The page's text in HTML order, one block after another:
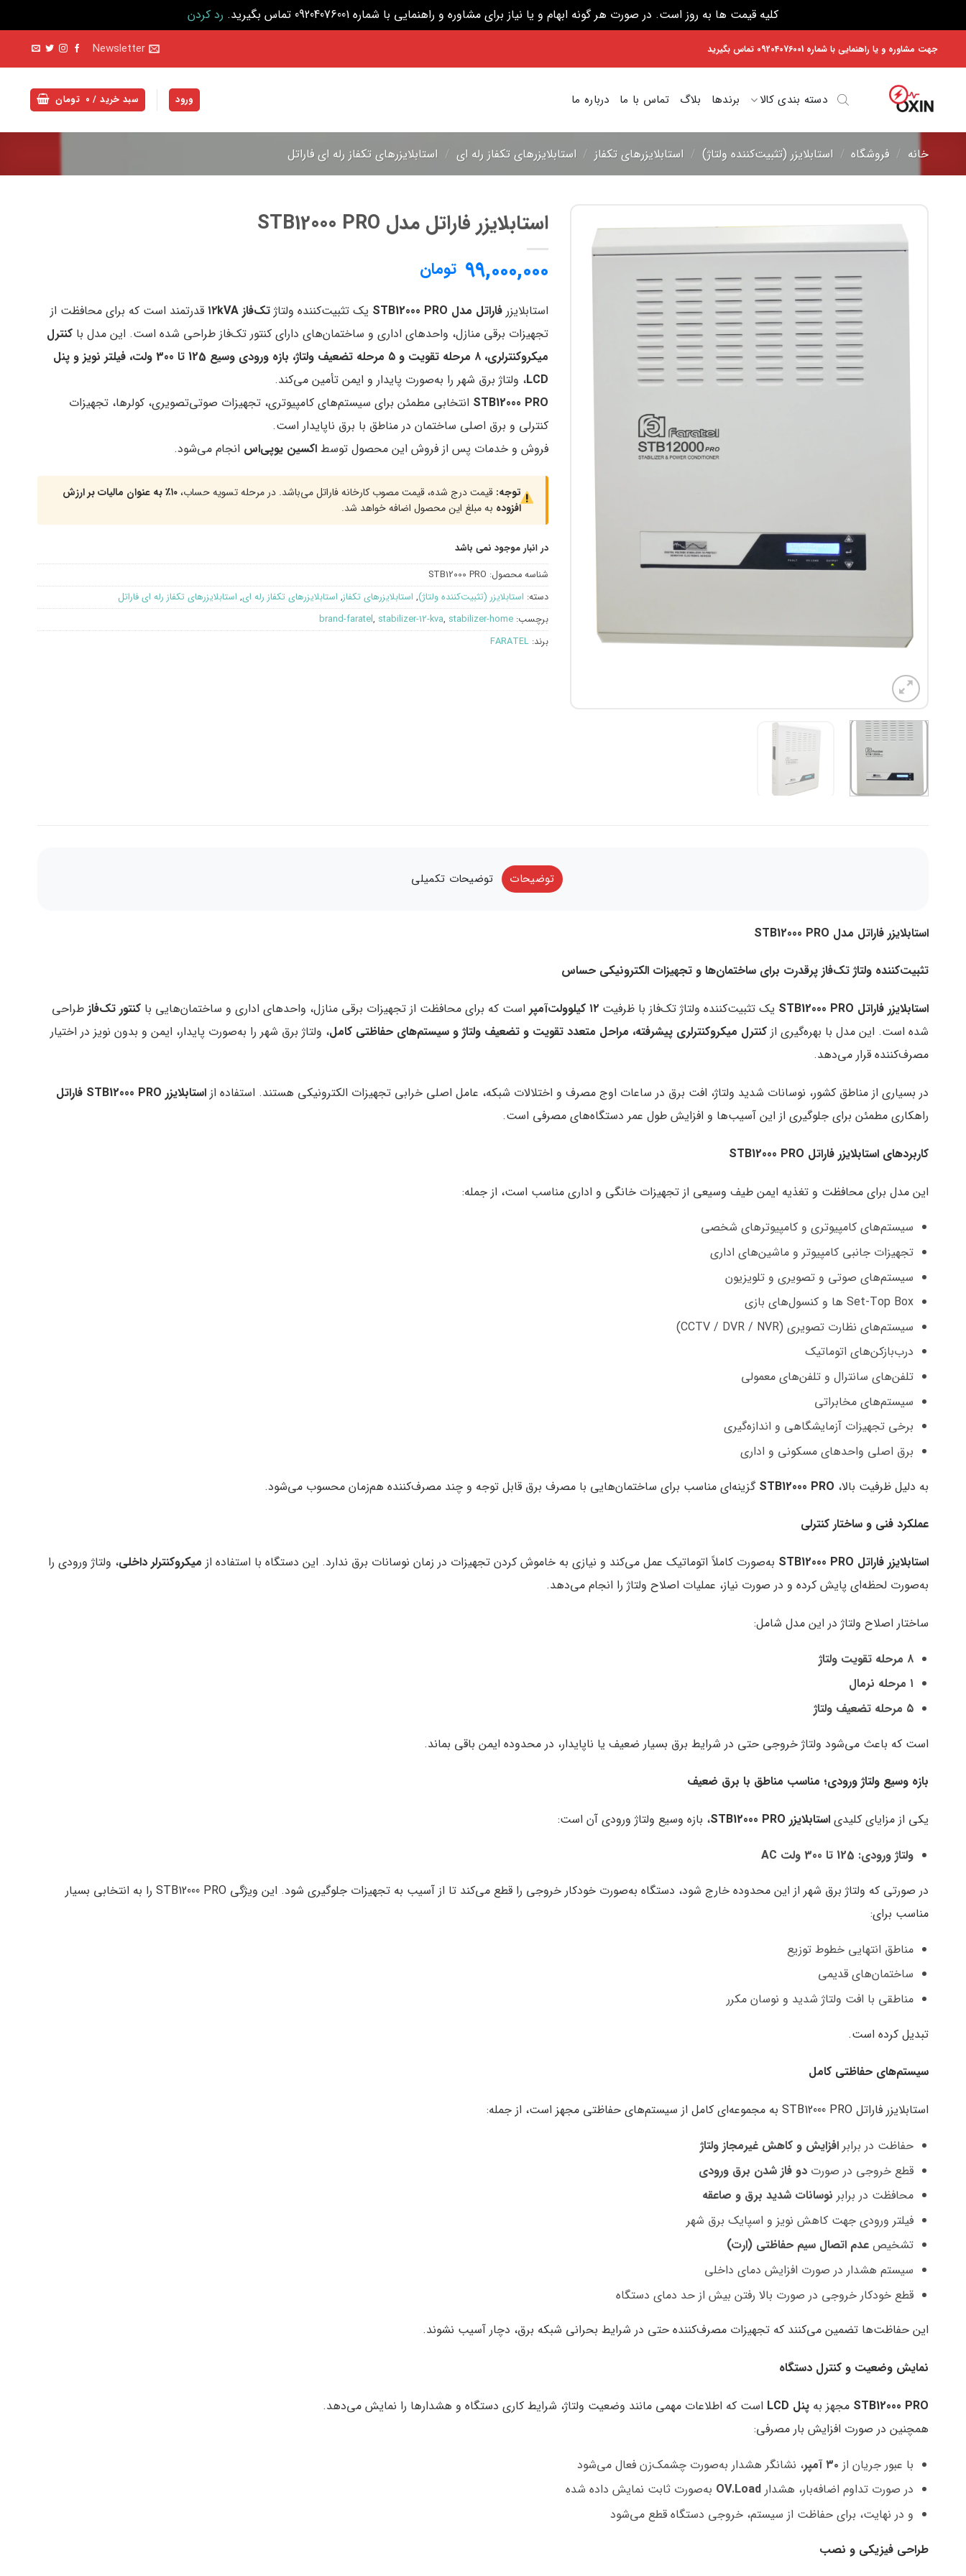
کلیه قیمت ها به روز است. در صورت هر گونه ابهام و یا نیاز برای مشاوره و راهنمایی با شماره 09204076001 تماس بگیرید.
رد کردن
جهت مشاوره و یا راهنمایی با شماره 09204076001 تماس بگیرید Newsletter
دسته بندی کالا برندها بلاگ تماس با ما درباره ما ورود سبد خرید / ۰ تومان
خانه / فروشگاه / استابلایزر (تثبیت‌کننده ولتاژ) / استابلایزرهای تکفاز / استابلایزرهای تکفاز رله ای / استابلایزرهای تکفاز رله ای فاراتل
افزودن
استابلایزر فاراتل مدل STB12000 PRO
۹۹,۰۰۰,۰۰۰ تومان
استابلایزرفاراتل مدل STB12000 PRO یک تثبیت‌کننده ولتاژتک‌فاز ۱۲kVA
قدرتمند است که برای محافظت از
تجهیزات برقی منازل، واحدهای اداری و ساختمان‌های دارای کنتور تک‌فاز طراحی شده است. این مدل باکنترل
میکروکنترلری، ۸ مرحله تقویت و ۵ مرحله تضعیف ولتاژ، بازه ورودی وسیع 125 تا 300 ولت، فیلتر نویز و پنل
LCD، ولتاژ برق شهر را به‌صورت پایدار و ایمن تأمین می‌کند.
STB12000 PRO انتخابی مطمئن برای سیستم‌های کامپیوتری، تجهیزات صوتی‌تصویری، کولرها، تجهیزات
کنترلی و برق اصلی ساختمان در مناطق با برق ناپایدار است.
فروش و خدمات پس از فروش این محصول توسطاکسین یوپی‌اس انجام می‌شود.
توجه: قیمت درج شده، قیمت مصوب کارخانه فاراتل می‌باشد. در مرحله تسویه حساب،
۱۰٪ به عنوان مالیات بر ارزش
افزوده به مبلغ این محصول اضافه خواهد شد.
در انبار موجود نمی باشد
شناسه محصول: STB12000 PRO
دسته: استابلایزر (تثبیت‌کننده ولتاژ), استابلایزرهای تکفاز, استابلایزرهای تکفاز رله ای, استابلایزرهای تکفاز رله ای فاراتل
برچسب:
brand-faratel, stabilizer-12-kva, stabilizer-home
برند:FARATEL
توضیحات توضیحات تکمیلی
استابلایزر فاراتل مدل
تثبیت‌کننده ولتاژ تک‌فاز پرقدرت برای ساختمان‌ها و تجهیزات الکترونیکی حساس
استابلایزر فاراتل یک تثبیت‌کننده ولتاژ تک‌فاز با ظرفیت ۱۲ کیلوولت‌آمپر است که برای محافظت از تجهیزات برقی منازل، واحدهای اداری و ساختمان‌هایی با کنتور تک‌فاز طراحی
شده است. این مدل با بهره‌گیری از کنترل میکروکنترلری پیشرفته، مراحل متعدد تقویت و تضعیف ولتاژ و سیستم‌های حفاظتی کامل، ولتاژ برق شهر را به‌صورت پایدار، ایمن و بدون نویز در اختیار
مصرف‌کننده قرار می‌دهد.
در بسیاری از مناطق کشور، نوسانات شدید ولتاژ، افت برق در ساعات اوج مصرف و اختلالات شبکه، عامل اصلی خرابی تجهیزات الکترونیکی هستند. استفاده از استابلایزر
راهکاری مطمئن برای جلوگیری از این آسیب‌ها و افزایش طول عمر دستگاه‌های مصرفی است.
کاربردهای استابلایزر فاراتل
این مدل برای محافظت و تغذیه ایمن طیف وسیعی از تجهیزات خانگی و اداری مناسب است، از جمله:
سیستم‌های کامپیوتری و کامپیوترهای شخصی
تجهیزات جانبی کامپیوتر و ماشین‌های اداری
سیستم‌های صوتی و تصویری و تلویزیون
Set-Top Box ها و کنسول‌های بازی
سیستم‌های نظارت تصویری (CCTV / DVR / NVR)
درب‌بازکن‌های اتوماتیک
تلفن‌های سانترال و تلفن‌های معمولی
سیستم‌های مخابراتی
برخی تجهیزات آزمایشگاهی و اندازه‌گیری
برق اصلی واحدهای مسکونی و اداری
به دلیل ظرفیت بالا، STB12000 PRO گزینه‌ای مناسب برای ساختمان‌هایی با مصرف برق قابل توجه و چند مصرف‌کننده هم‌زمان محسوب می‌شود.
عملکرد فنی و ساختار کنترلی
استابلایزر فاراتل به‌صورت کاملاً اتوماتیک عمل می‌کند و نیازی به خاموش کردن تجهیزات در زمان نوسانات برق ندارد. این دستگاه با استفاده از میکروکنترلر داخلی، ولتاژ ورودی را
به‌صورت لحظه‌ای پایش کرده و در صورت نیاز، عملیات اصلاح ولتاژ را انجام می‌دهد.
ساختار اصلاح ولتاژ در این مدل شامل:
۸ مرحله تقویت ولتاژ
۱ مرحله نرمال
۵ مرحله تضعیف ولتاژ
است که باعث می‌شود ولتاژ خروجی حتی در شرایط برق بسیار ضعیف یا ناپایدار، در محدوده ایمن باقی بماند.
بازه وسیع ولتاژ ورودی؛ مناسب مناطق با برق ضعیف
یکی از مزایای کلیدی استابلایزر
، بازه وسیع ولتاژ ورودی آن است:
ولتاژ ورودی: 125 تا 300 ولت
در صورتی که ولتاژ برق شهر از این محدوده خارج شود، دستگاه به‌صورت خودکار خروجی را قطع می‌کند تا از آسیب به تجهیزات جلوگیری شود. این ویژگی STB12000 PRO را به انتخابی بسیار
مناسب برای:
مناطق انتهایی خطوط توزیع
ساختمان‌های قدیمی
مناطقی با افت ولتاژ شدید و نوسان مکرر
تبدیل کرده است.
سیستم‌های حفاظتی کامل
استابلایزر فاراتل STB12000 PRO به مجموعه‌ای کامل از سیستم‌های حفاظتی مجهز است، از جمله:
حفاظت در برابر افزایش و کاهش غیرمجاز ولتاژ
قطع خروجی در صورت دو فاز شدن برق ورودی
محافظت در برابر نوسانات شدید برق و صاعقه
فیلتر ورودی جهت کاهش نویز و اسپایک برق شهر
تشخیص عدم اتصال سیم حفاظتی (ارت)
سیستم هشدار در صورت افزایش دمای داخلی
قطع خودکار خروجی در صورت بالا رفتن بیش از حد دمای دستگاه
این حفاظت‌ها تضمین می‌کنند که تجهیزات مصرف‌کننده حتی در شرایط بحرانی شبکه برق، دچار آسیب نشوند.
نمایش وضعیت و کنترل دستگاه
STB12000 PRO مجهز به پنل
است که اطلاعات مهمی مانند وضعیت ولتاژ، شرایط کاری دستگاه و هشدارها را نمایش می‌دهد.
همچنین در صورت افزایش بار مصرفی:
با عبور جریان از ۳۰ آمپر، نشانگر هشدار به‌صورت چشمک‌زن فعال می‌شود
در صورت تداوم اضافه‌بار، هشدار OV.Load به‌صورت ثابت نمایش داده شده
و در نهایت، برای حفاظت از سیستم، خروجی دستگاه قطع می‌شود
طراحی فیزیکی و نصب